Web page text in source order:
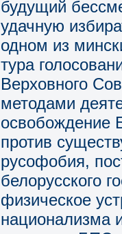
будущий
удачную
одном из
тура
Верховного
методами
освобождение
против
русофобия,
белорусского
физическое
национализма